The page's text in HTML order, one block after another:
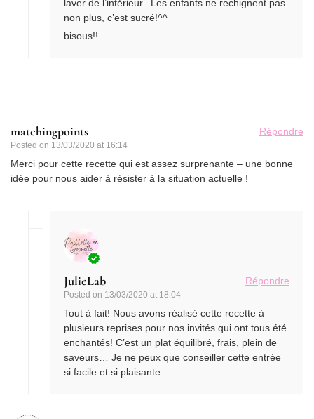
laver de l’intérieur.. Les enfants ne rechignent pas
non plus, c’est sucré!^^
bisous!!
matchingpoints
Posted on 13/03/2020 at 16:14
Répondre
Merci pour cette recette qui est assez surprenante – une bonne
idée pour nous aider à résister à la situation actuelle !
JulieLab
Posted on 13/03/2020 at 18:04
Répondre
Tout à fait! Nous avons réalisé cette recette à
plusieurs reprises pour nos invités qui ont tous été
enchantés! C’est un plat équilibré, frais, plein de
saveurs… Je ne peux que conseiller cette entrée
si facile et si plaisante…